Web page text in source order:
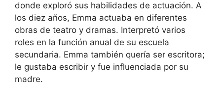
donde exploró sus habilidades de actuación. A
los diez años, Emma actuaba en diferentes
obras de teatro y dramas. Interpretó varios
roles en la función anual de su escuela
secundaria. Emma también quería ser escritora;
le gustaba escribir y fue influenciada por su
madre.